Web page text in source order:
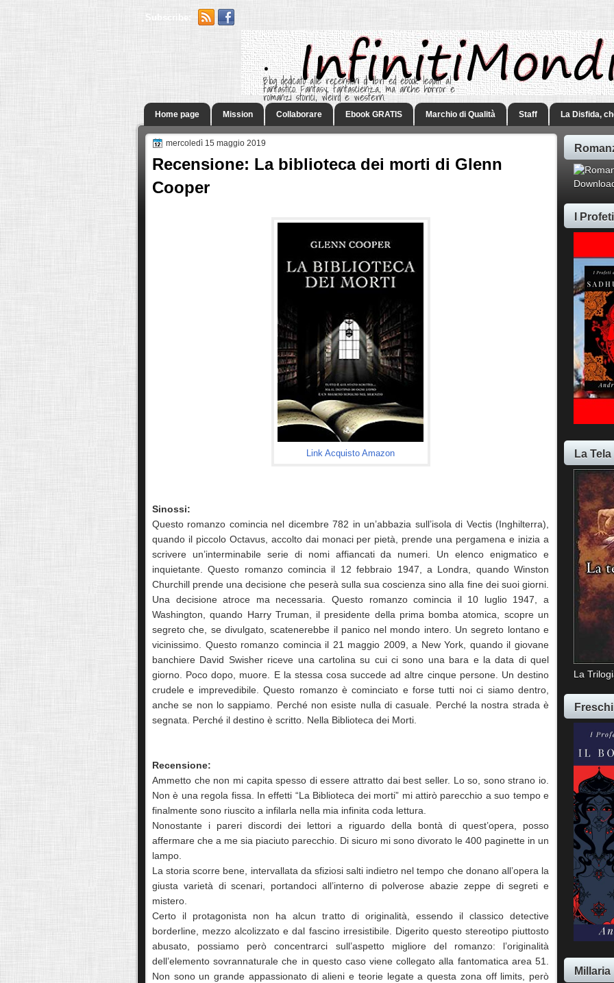
Subscribe:
.
Blog dedicato alle recensioni di libri ed ebook legati al
fantastico. Fantasy, fantascienza, ma anche horror e
romanzi storici, weird e western.
Home page Mission Collaborare Ebook GRATIS Marchio di Qualità Staff La Disfida,
mercoledì 15 maggio 2019
Recensione: La biblioteca dei morti di Glenn
Cooper
Link Acquisto Amazon
Sinossi:
Questo romanzo comincia nel dicembre 782 in un’abbazia sull’isola di Vectis (Inghilterra),
quando il piccolo Octavus, accolto dai monaci per pietà, prende una pergamena e inizia a
scrivere un’interminabile serie di nomi affiancati da numeri. Un elenco enigmatico e
inquietante. Questo romanzo comincia il 12 febbraio 1947, a Londra, quando Winston
Churchill prende una decisione che peserà sulla sua coscienza sino alla fine dei suoi giorni.
Una decisione atroce ma necessaria. Questo romanzo comincia il 10 luglio 1947, a
Washington, quando Harry Truman, il presidente della prima bomba atomica, scopre un
segreto che, se divulgato, scatenerebbe il panico nel mondo intero. Un segreto lontano e
vicinissimo. Questo romanzo comincia il 21 maggio 2009, a New York, quando il giovane
banchiere David Swisher riceve una cartolina su cui ci sono una bara e la data di quel
giorno. Poco dopo, muore. E la stessa cosa succede ad altre cinque persone. Un destino
crudele e imprevedibile. Questo romanzo è cominciato e forse tutti noi ci siamo dentro,
anche se non lo sappiamo. Perché non esiste nulla di casuale. Perché la nostra strada è
segnata. Perché il destino è scritto. Nella Biblioteca dei Morti.
Recensione:
Ammetto che non mi capita spesso di essere attratto dai best seller. Lo so, sono strano io.
Non è una regola fissa. In effetti “La Biblioteca dei morti” mi attirò parecchio a suo tempo e
finalmente sono riuscito a infilarla nella mia infinita coda lettura.
Nonostante i pareri discordi dei lettori a riguardo della bontà di quest’opera, posso
affermare che a me sia piaciuto parecchio. Di sicuro mi sono divorato le 400 paginette in un
lampo.
La storia scorre bene, intervallata da sfiziosi salti indietro nel tempo che donano all’opera la
giusta varietà di scenari, portandoci all’interno di polverose abazie zeppe di segreti e
mistero.
Certo il protagonista non ha alcun tratto di originalità, essendo il classico detective
borderline, mezzo alcolizzato e dal fascino irresistibile. Digerito questo stereotipo piuttosto
abusato, possiamo però concentrarci sull’aspetto migliore del romanzo: l’originalità
dell’elemento sovrannaturale che in questo caso viene collegato alla fantomatica area 51.
Non sono un grande appassionato di alieni e teorie legate a questa zona off limits, però
I
La
La
Millaria